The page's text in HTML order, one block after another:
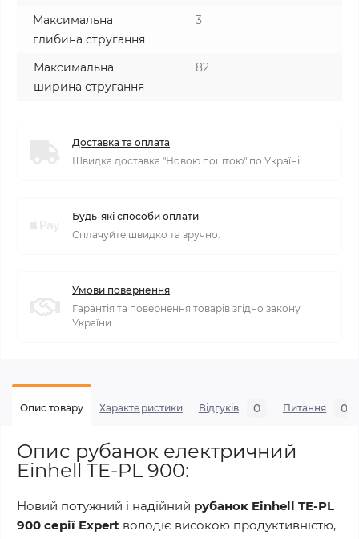
Максимальна
глибина стругання
3
Максимальна
ширина стругання
82
Доставка та оплата
Швидка доставка "Новою поштою" по Україні!
Будь-які способи оплати
Сплачуйте швидко та зручно.
Умови повернення
Гарантія та повернення товарів згідно закону
України.
Опис товару Характеристики Відгуків 0 Питання 0
Опис рубанок електричний
Einhell TE-PL 900:
Новий потужний і надійний рубанок Einhell TE-PL
900 серії Expert володіє високою продуктивністю,